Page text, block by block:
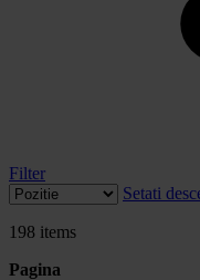
Filter
Setati
198 items
Pagina